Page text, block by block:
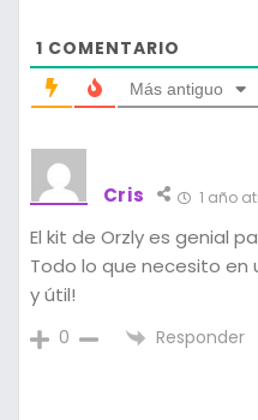
1 COMENTARIO
Más antiguo
Cris 1 año
El kit de Orzly es genial
Todo lo que necesito en
y útil!
0 Responder